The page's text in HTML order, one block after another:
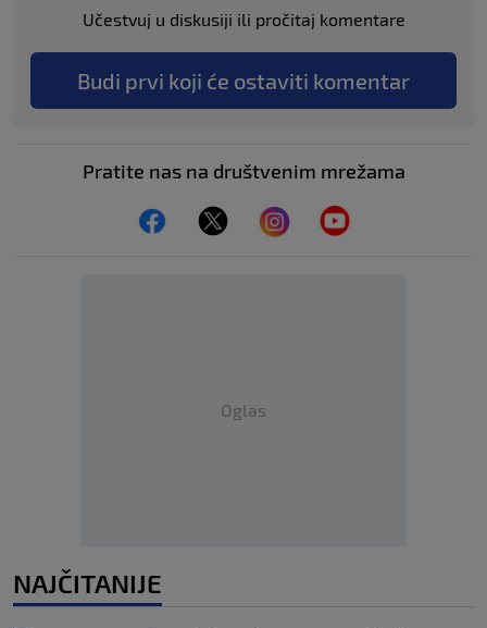
Učestvuj u diskusiji ili pročitaj komentare
Budi prvi koji će ostaviti komentar
Pratite nas na društvenim mrežama
Oglas
NAJČITANIJE